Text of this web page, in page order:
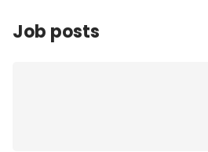
Job posts